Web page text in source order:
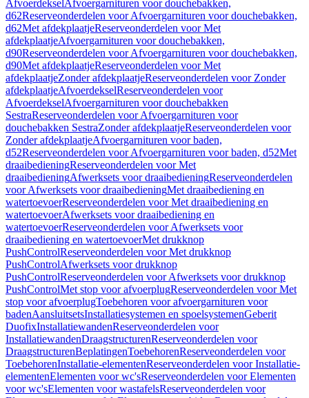
AfvoerdekselAfvoergarnituren voor douchebakken,
d62Reserveonderdelen voor Afvoergarnituren voor douchebakken,
d62Met afdekplaatjeReserveonderdelen voor Met
afdekplaatjeAfvoergarnituren voor douchebakken,
d90Reserveonderdelen voor Afvoergarnituren voor douchebakken,
d90Met afdekplaatjeReserveonderdelen voor Met
afdekplaatjeZonder afdekplaatjeReserveonderdelen voor Zonder
afdekplaatjeAfvoerdekselReserveonderdelen voor
AfvoerdekselAfvoergarnituren voor douchebakken
SestraReserveonderdelen voor Afvoergarnituren voor
douchebakken SestraZonder afdekplaatjeReserveonderdelen voor
Zonder afdekplaatjeAfvoergarnituren voor baden,
d52Reserveonderdelen voor Afvoergarnituren voor baden, d52Met
draaibedieningReserveonderdelen voor Met
draaibedieningAfwerksets voor draaibedieningReserveonderdelen
voor Afwerksets voor draaibedieningMet draaibediening en
watertoevoerReserveonderdelen voor Met draaibediening en
watertoevoerAfwerksets voor draaibediening en
watertoevoerReserveonderdelen voor Afwerksets voor
draaibediening en watertoevoerMet drukknop
PushControlReserveonderdelen voor Met drukknop
PushControlAfwerksets voor drukknop
PushControlReserveonderdelen voor Afwerksets voor drukknop
PushControlMet stop voor afvoerplugReserveonderdelen voor Met
stop voor afvoerplugToebehoren voor afvoergarnituren voor
badenAansluitsetsInstallatiesystemen en spoelsystemenGeberit
DuofixInstallatiewandenReserveonderdelen voor
InstallatiewandenDraagstructurenReserveonderdelen voor
DraagstructurenBeplatingenToebehorenReserveonderdelen voor
ToebehorenInstallatie-elementenReserveonderdelen voor Installatie-
elementenElementen voor wc'sReserveonderdelen voor Elementen
voor wc'sElementen voor wastafelsReserveonderdelen voor